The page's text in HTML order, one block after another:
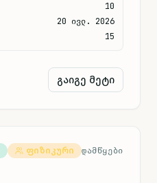
10
20 ივლ. 2026
15
გაიგე მეტი
ფიზიკური ᲓᲐᲛᲬᲧᲔᲑᲘ